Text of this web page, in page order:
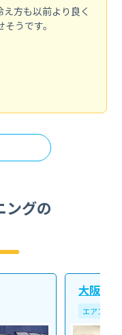
方も以前より良く
うです。
ングの
大阪北
エアコン